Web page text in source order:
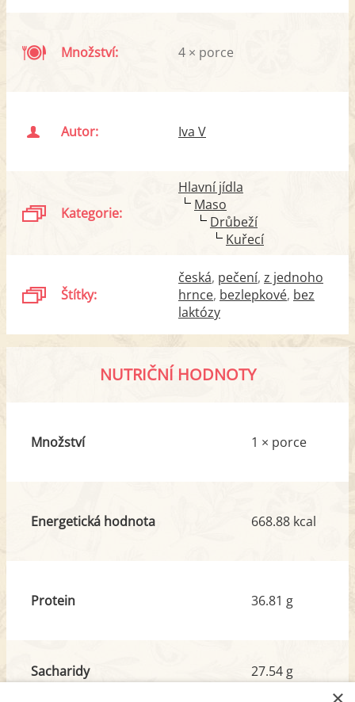
Množství: 4 × porce
Autor: Iva V
Kategorie:
Hlavní jídla
Maso
Drůbeží
Kuřecí
Štítky:
česká pečení z jednoho
hrnce bezlepkové bez
laktózy
NUTRIČNÍ HODNOTY
Množství 1 × porce
Energetická hodnota 668.88 kcal
Protein 36.81 g
Sacharidy
z toho cukr
27.54 g
16.78 g